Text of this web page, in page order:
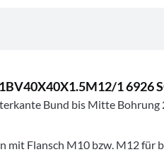
1 6926
Bund bis Mitte Bohrung
Flansch M10 bzw. M12 für